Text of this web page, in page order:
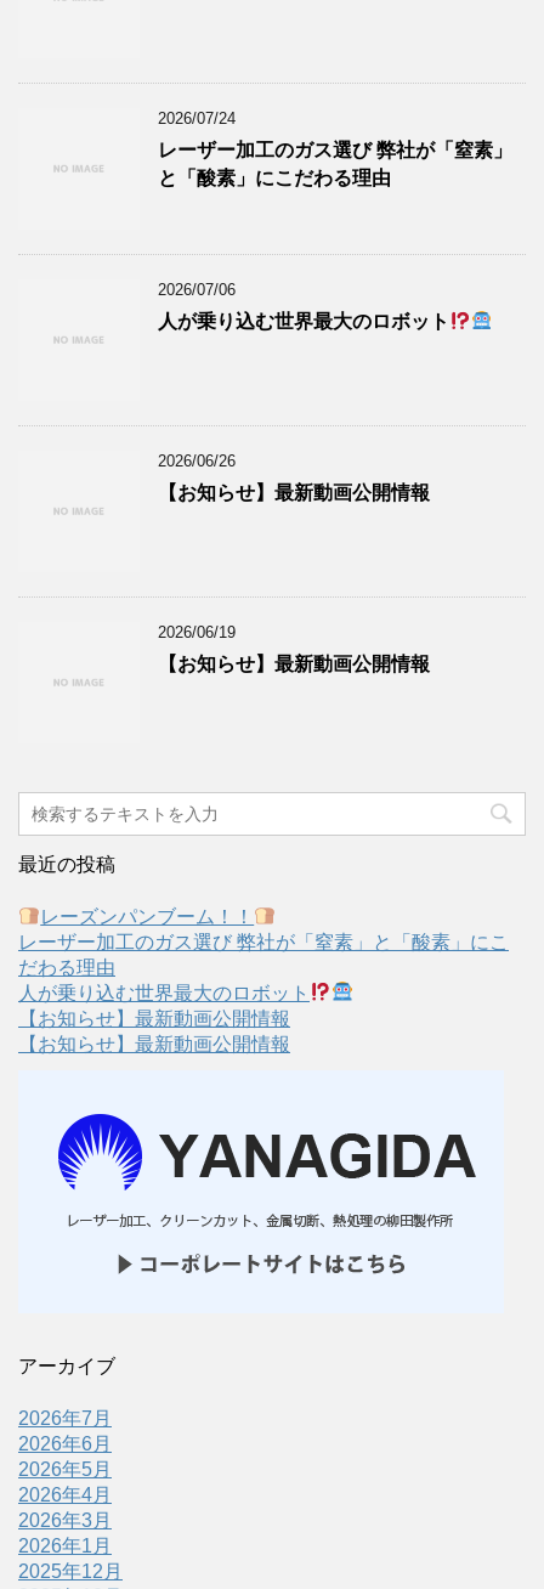
2026/07/24
レーザー加工のガス選び 弊社が「窒素」
と「酸素」にこだわる理由
2026/07/06
人が乗り込む世界最大のロボット
2026/06/26
【お知らせ】最新動画公開情報
2026/06/19
【お知らせ】最新動画公開情報
最近の投稿
レーズンパンブーム！！
レーザー加工のガス選び 弊社が「窒素」と「酸素」にこ
だわる理由
人が乗り込む世界最大のロボット
【お知らせ】最新動画公開情報
【お知らせ】最新動画公開情報
アーカイブ
2026年7月
2026年6月
2026年5月
2026年4月
2026年3月
2026年1月
2025年12月